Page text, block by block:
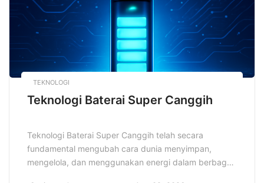
TEKNOLOGI
Teknologi Baterai Super Canggih
Teknologi Baterai Super Canggih telah secara
fundamental mengubah cara dunia menyimpan,
mengelola, dan menggunakan energi dalam berbagai